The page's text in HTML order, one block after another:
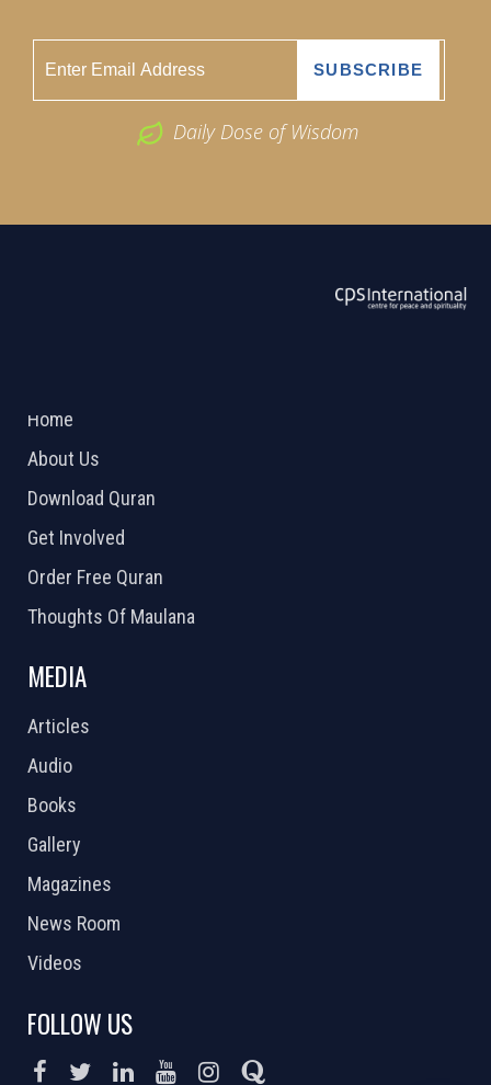
Daily Dose of Wisdom
Home
About Us
Download Quran
Get Involved
Order Free Quran
Thoughts Of Maulana
MEDIA
Articles
Audio
Books
Gallery
Magazines
News Room
Videos
FOLLOW US